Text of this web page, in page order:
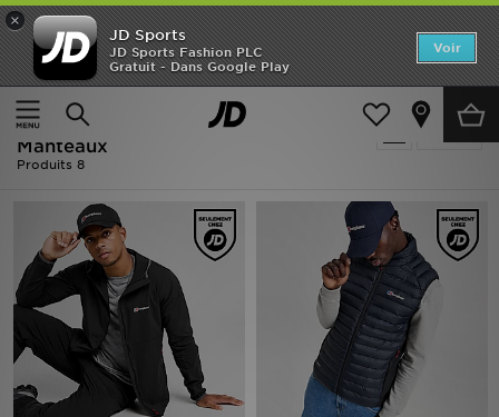
×
JD Sports
JD Sports Fashion PLC
Gratuit - Dans Google Play
Voir
Accueil
Homme
Homme - Noir Berghaus Vestes &
Manteaux
Produits 8
Accueil
Nouveautés
Homme
Enfant
Collections
Marques
Football